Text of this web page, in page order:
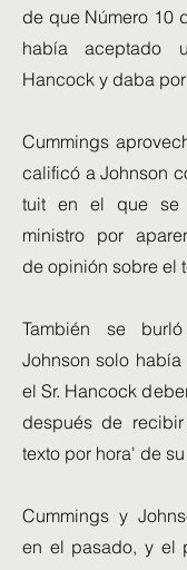
de que Número 10
había aceptado
Hancock y daba
Cummings
calificó a Johnson
tuit en el que se
ministro por
de opinión sobre el
También se
Johnson solo
el Sr. Hancock
después de
texto por hora' de
Cummings y
en el pasado, y el